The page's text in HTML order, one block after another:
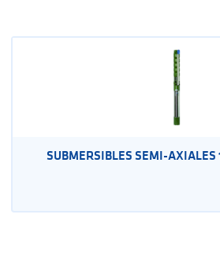
SUBMERSIBLES SEMI-AXIALES